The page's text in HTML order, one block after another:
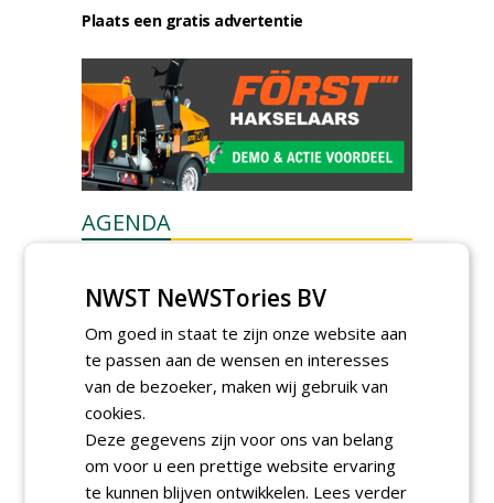
Plaats een gratis advertentie
AGENDA
woensdag 9 september 2026
Poel organiseert
Boomverzorgersdag voor
boomprofessionals
vrijdag 9 oktober 2026
toekomst begint in de
openbare ruimte
donderdag 5 november 2026
NWST NeWSTories BV
Om goed in staat te zijn onze website aan
te passen aan de wensen en interesses
van de bezoeker, maken wij gebruik van
cookies.
Deze gegevens zijn voor ons van belang
om voor u een prettige website ervaring
te kunnen blijven ontwikkelen. Lees verder